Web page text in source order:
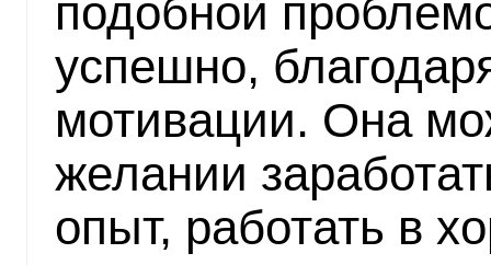
подобной
успешно,
мотивации. Она
желании
опыт, работать в